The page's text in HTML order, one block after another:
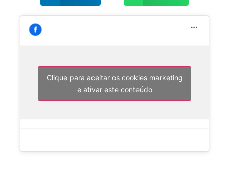
Clique para aceitar os cookies marketing
e ativar este conteúdo